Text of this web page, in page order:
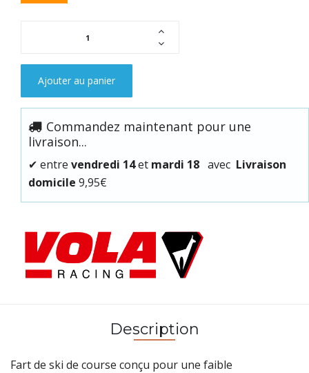
Ajouter au panier
Commandez maintenant pour une
livraison...
✔ entre vendredi 14et mardi 18 avec Livraison
domicile 9,95€
Description
Fart de ski de course conçu pour une faible